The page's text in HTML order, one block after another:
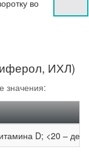
во
ИХЛ)
значения:
D; <20 –